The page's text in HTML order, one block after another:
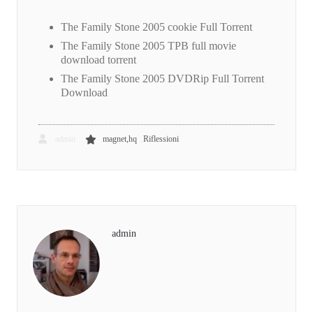
The Family Stone 2005 cookie Full Torrent
The Family Stone 2005 TPB full movie
download torrent
The Family Stone 2005 DVDRip Full Torrent
Download
magnet,hq Riflessioni
admin